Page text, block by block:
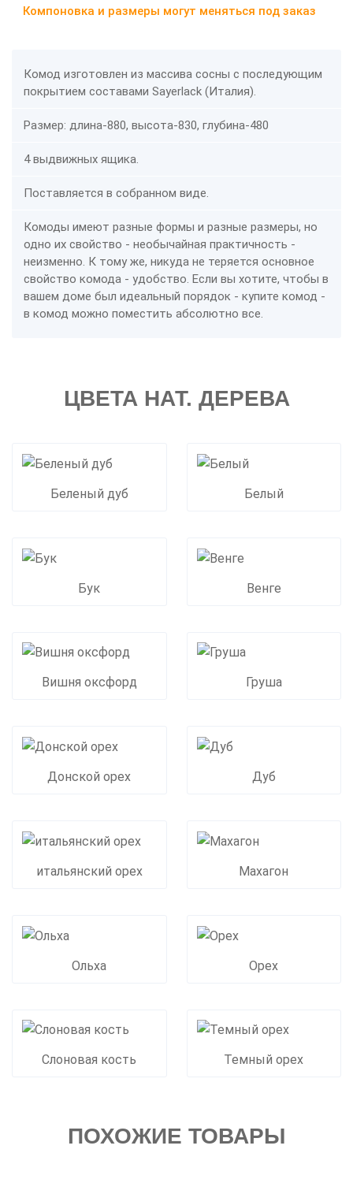
Компоновка и размеры могут меняться под заказ
Комод изготовлен из массива сосны с последующим
покрытием составами Sayerlack (Италия).
Размер: длина-880, высота-830, глубина-480
4 выдвижных ящика.
Поставляется в собранном виде.
Комоды имеют разные формы и разные размеры, но
одно их свойство - необычайная практичность -
неизменно. К тому же, никуда не теряется основное
свойство комода - удобство. Если вы хотите, чтобы в
вашем доме был идеальный порядок - купите комод -
в комод можно поместить абсолютно все.
ЦВЕТА НАТ. ДЕРЕВА
Беленый дуб Белый
Бук Венге
Вишня оксфорд Груша
Донской орех Дуб
итальянский орех Махагон
Ольха Орех
Слоновая кость Темный орех
ПОХОЖИЕ ТОВАРЫ